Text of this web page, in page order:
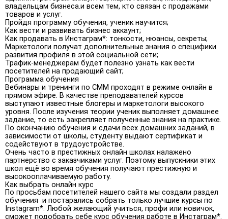
владельцам бизнеса.и всем тем, кто связан с продажами
товаров и услуг.
Пройдя программу обучения, ученик научится;
Как вести и развивать бизнес аккаунт;
Как продавать в Инстаграм*: тонкости, нюансы, секреты;
Маркетологи получат дополнительные знания о специфики
развития профиля в этой социальной сети;
Трафик-менеджерам будет полезно узнать как вести
посетителей на продающий сайт;
Программа обучения
Вебинары и тренинги по СММ проходят в режиме онлайн в
прямом эфире. В качестве преподавателей курсов
выступают известные блогеры и маркетологи высокого
уровня. После изучения теории ученик выполняет домашнее
задание, то есть закрепляет полученные знания на практике.
По окончанию обучения и сдачи всех домашних заданий, в
зависимости от школы, студенту выдают сертификат и
содействуют в трудоустройстве.
Очень часто в престижных онлайн школах налажено
партнерство с заказчиками услуг. Поэтому выпускники этих
школ ещё во время обучения получают престижную и
высокооплачиваемую работу.
Как выбрать онлайн курс
По просьбам посетителей нашего сайта мы создали раздел
обучения и постарались собрать только лучшие курсы по
Instagram*. Любой желающий учиться, профи или новичок,
сможет подобрать себе курс обучения работе в Инстаграм*.